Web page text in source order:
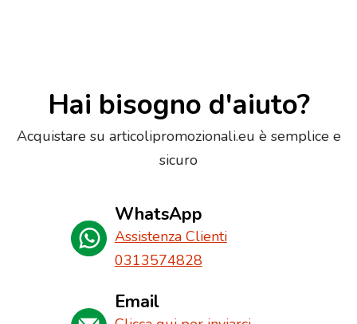
Hai bisogno d'aiuto?
Acquistare su articolipromozionali.eu è semplice e
sicuro
WhatsApp
Assistenza Clienti
0313574828
Email